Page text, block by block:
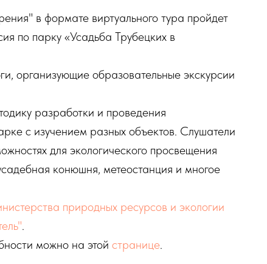
в формате виртуального тура пройдет
по парку «Усадьба Трубецких в
организующие образовательные экскурсии
разработки и проведения
с изучением разных объектов. Слушатели
для экологического просвещения
конюшня, метеостанция и многое
природных ресурсов и экологии
.
можно на этой странице.